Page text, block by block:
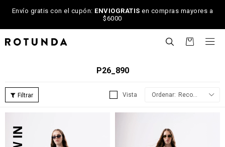
Envío gratis con el cupón: ENVIOGRATIS en compras mayores a
$6000

P26_890
Recomendados